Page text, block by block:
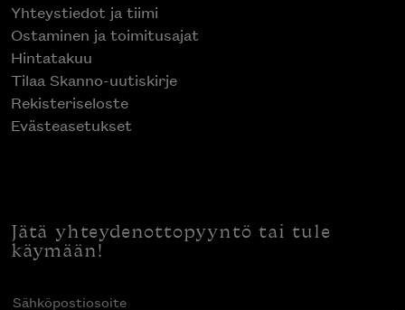
Yhteystiedot ja tiimi
Ostaminen ja toimitusajat
Hintatakuu
Tilaa Skanno-uutiskirje
Rekisteriseloste
Evästeasetukset
Jätä yhteydenottopyyntö tai tule
käymään!
Sähköpostiosoite(Pakollinen)